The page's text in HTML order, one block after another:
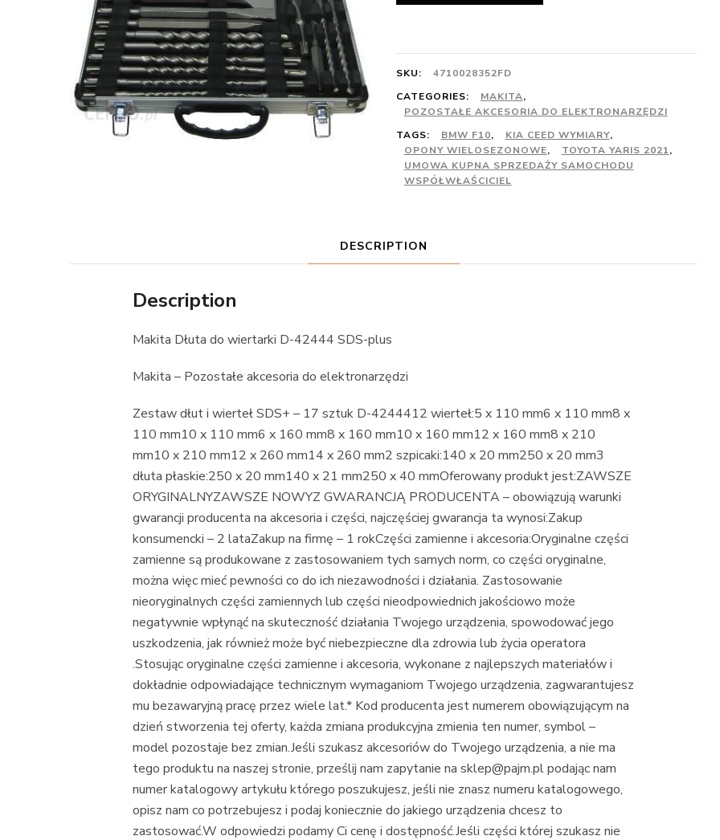
SKU:
4710028352FD
CATEGORIES:
MAKITA,
POZOSTAŁE AKCESORIA DO ELEKTRONARZĘDZI
TAGS:
BMW F10, KIA CEED WYMIARY,
OPONY WIELOSEZONOWE, TOYOTA YARIS 2021,
UMOWA KUPNA SPRZEDAŻY SAMOCHODU
WSPÓŁWŁAŚCICIEL
DESCRIPTION
Description
Makita Dłuta do wiertarki D-42444 SDS-plus
Makita – Pozostałe akcesoria do elektronarzędzi
Zestaw dłut i wierteł SDS+ – 17 sztuk D-4244412 wierteł:5 x 110 mm6 x 110 mm8 x
110 mm10 x 110 mm6 x 160 mm8 x 160 mm10 x 160 mm12 x 160 mm8 x 210
mm10 x 210 mm12 x 260 mm14 x 260 mm2 szpicaki:140 x 20 mm250 x 20 mm3
dłuta płaskie:250 x 20 mm140 x 21 mm250 x 40 mmOferowany produkt jest:ZAWSZE
ORYGINALNYZAWSZE NOWYZ GWARANCJĄ PRODUCENTA – obowiązują warunki
gwarancji producenta na akcesoria i części, najczęściej gwarancja ta wynosi:Zakup
konsumencki – 2 lataZakup na firmę – 1 rokCzęści zamienne i akcesoria:Oryginalne części
zamienne są produkowane z zastosowaniem tych samych norm, co części oryginalne,
można więc mieć pewności co do ich niezawodności i działania. Zastosowanie
nieoryginalnych części zamiennych lub części nieodpowiednich jakościowo może
negatywnie wpłynąć na skuteczność działania Twojego urządzenia, spowodować jego
uszkodzenia, jak również może być niebezpieczne dla zdrowia lub życia operatora
.Stosując oryginalne części zamienne i akcesoria, wykonane z najlepszych materiałów i
dokładnie odpowiadające technicznym wymaganiom Twojego urządzenia, zagwarantujesz
mu bezawaryjną pracę przez wiele lat.* Kod producenta jest numerem obowiązującym na
dzień stworzenia tej oferty, każda zmiana produkcyjna zmienia ten numer, symbol –
model pozostaje bez zmian.Jeśli szukasz akcesoriów do Twojego urządzenia, a nie ma
tego produktu na naszej stronie, prześlij nam zapytanie na sklep@pajm.pl podając nam
numer katalogowy artykułu którego poszukujesz, jeśli nie znasz numeru katalogowego,
opisz nam co potrzebujesz i podaj koniecznie do jakiego urządzenia chcesz to
zastosować.W odpowiedzi podamy Ci cenę i dostępność.Jeśli części której szukasz nie